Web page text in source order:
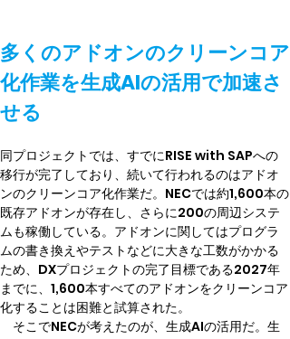
多くのアドオンのクリーンコア
化作業を生成AIの活用で加速さ
せる
同プロジェクトでは、すでにRISE with SAPへの
移行が完了しており、続いて行われるのはアドオ
ンのクリーンコア化作業だ。NECでは約1,600本の
既存アドオンが存在し、さらに200の周辺システ
ムも稼働している。アドオンに関してはプログラ
ムの書き換えやテストなどに大きな工数がかかる
ため、DXプロジェクトの完了目標である2027年
までに、1,600本すべてのアドオンをクリーンコア
化することは困難と試算された。
そこでNECが考えたのが、生成AIの活用だ。生